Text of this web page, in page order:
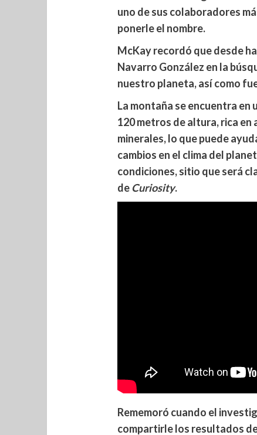
uno de sus colaboradores
ponerle el nombre.
McKay recordó que desde
Navarro González en la
nuestro planeta, así como
La montaña se encuentra en
120 metros de altura, rica en
minerales, lo que puede
cambios en el clima del
condiciones, sitio que será
de Curiosity.
Rememoró cuando el
compartirle los resultados